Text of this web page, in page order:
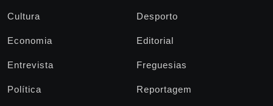
Cultura Desporto
Economia Editorial
Entrevista Freguesias
Política Reportagem